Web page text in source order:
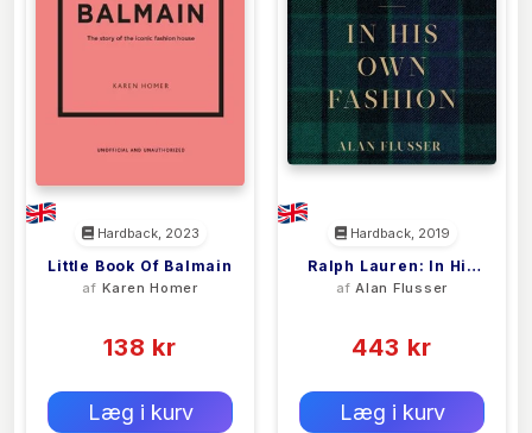
Hardback, 2023
Little Book Of Balmain
af Karen Homer
138 kr
Læg i kurv
Hardback, 2019
Ralph Lauren: In His
Own Fashion
afAlan Flusser
443 kr
Læg i kurv